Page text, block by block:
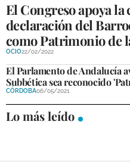
ELECCIONES
SUCESOS
ECONOMÍA
LUCENA EMPRESAS
El Congreso apoya
declaración del
como Patrimonio de
OCIO22/02/2022
El Parlamento de Andalucía
Subbética sea reconocido
CÓRDOBA06/05/2021
Lo más leído